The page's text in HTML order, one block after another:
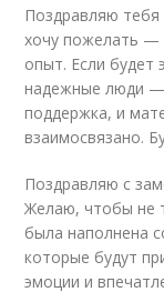
Поздравляю
хочу пожелать —
опыт. Если
надежные люди —
поддержка, и
взаимосвязано.
Поздравляю с
Желаю, чтобы не
была наполнена
которые будут
эмоции и